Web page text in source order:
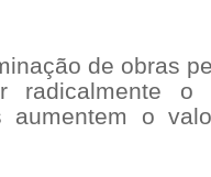
de obras
radicalmente
aumentem o